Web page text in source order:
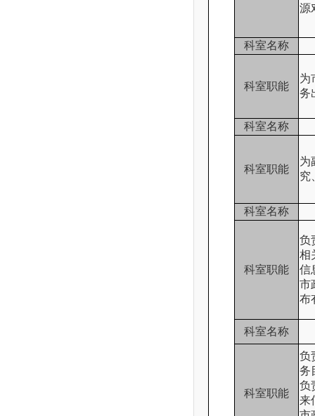
源
科室名称
科室职能
为
务
科室名称
科室职能
为
究
科室名称
科室职能
负
相
信
市
布
科室名称
科室职能
负
务
负
来